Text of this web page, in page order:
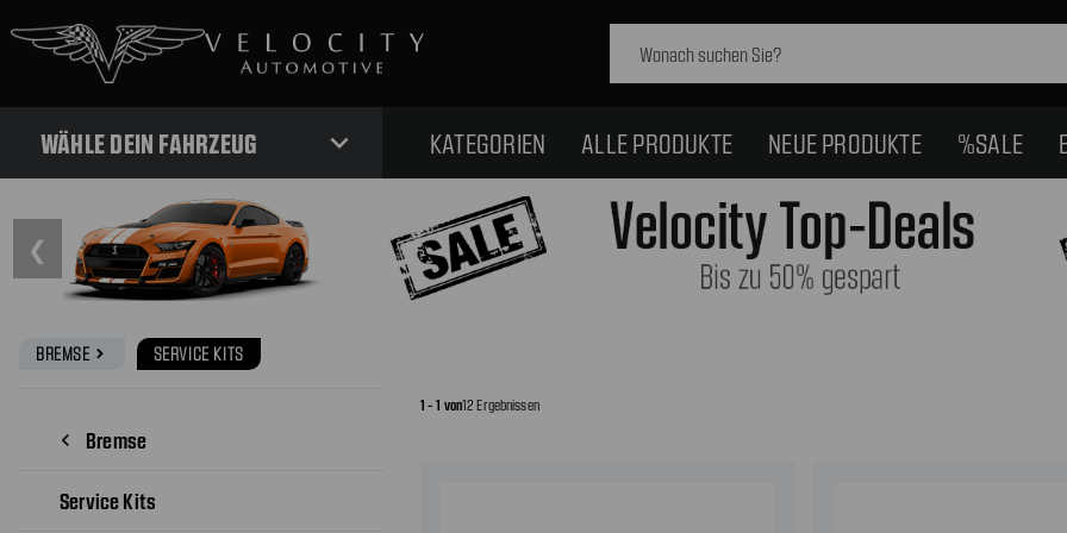
WÄHLE DEIN FAHRZEUG expand_more KATEGORIEN ALLE PRODUKTE NEUE PRODUKTE %SALE
❮
BREMSE navigate_next SERVICE KITS
navigate_before Bremse
Service Kits
1 - 1 von12 Ergebnissen